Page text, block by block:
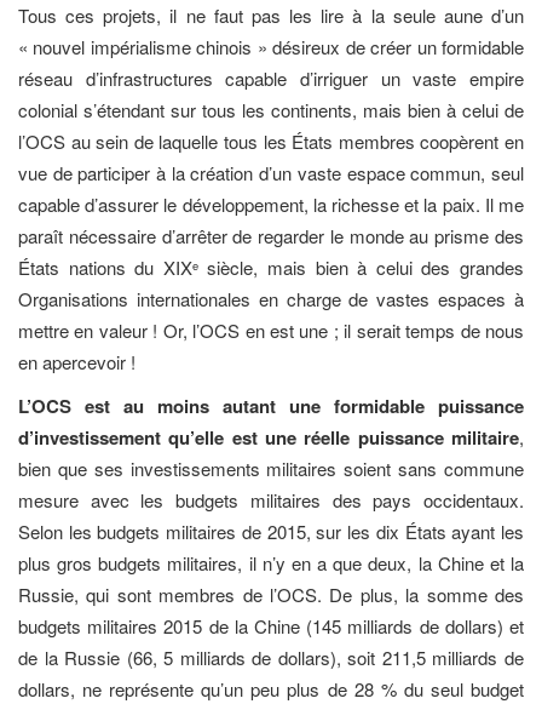
Tous ces projets, il ne faut pas les lire à la seule aune d’un
« nouvel impérialisme chinois » désireux de créer un formidable
réseau d’infrastructures capable d’irriguer un vaste empire
colonial s’étendant sur tous les continents, mais bien à celui de
l’OCS au sein de laquelle tous les États membres coopèrent en
vue de participer à la création d’un vaste espace commun, seul
capable d’assurer le développement, la richesse et la paix. Il me
paraît nécessaire d’arrêter de regarder le monde au prisme des
États nations du XIXesiècle, mais bien à celui des grandes
Organisations internationales en charge de vastes espaces à
mettre en valeur ! Or, l’OCS en est une ; il serait temps de nous
en apercevoir !
L’OCS est au moins autant une formidable puissance
d’investissement qu’elle est une réelle puissance militaire,
bien que ses investissements militaires soient sans commune
mesure avec les budgets militaires des pays occidentaux.
Selon les budgets militaires de 2015, sur les dix États ayant les
plus gros budgets militaires, il n’y en a que deux, la Chine et la
Russie, qui sont membres de l’OCS. De plus, la somme des
budgets militaires 2015 de la Chine (145 milliards de dollars) et
de la Russie (66, 5 milliards de dollars), soit 211,5 milliards de
dollars, ne représente qu’un peu plus de 28 % du seul budget